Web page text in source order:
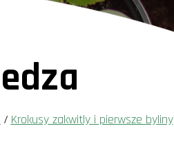
/ Krokusy zakwitly i pierwsze byliny